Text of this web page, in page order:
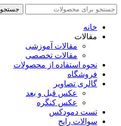
جستجو
جستجو
خانه
مقالات
مقالات آموزشی
مقالات تخصصی
نحوه استفاده از محصولات
فروشگاه
گالری تصاویر
عکس قبل و بعد
عکس کنگره
تست دمودکس
سوالات رایج